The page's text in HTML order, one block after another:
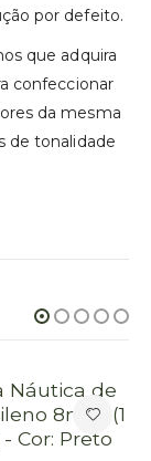
por defeito.
que adquira
confeccionar
da mesma
de tonalidade